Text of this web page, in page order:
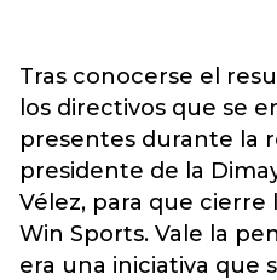
Tras conocerse el
los directivos que se
presentes durante la
presidente de la
Vélez, para que
Win Sports. Vale la
era una iniciativa que